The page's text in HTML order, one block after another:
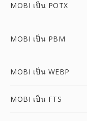
MOBI เป็น POTX
MOBI เป็น PBM
MOBI เป็น WEBP
MOBI เป็น FTS